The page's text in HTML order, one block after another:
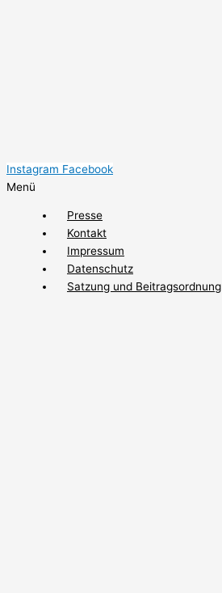
Instagram Facebook
Menü
Presse
Kontakt
Impressum
Datenschutz
Satzung und Beitragsordnung